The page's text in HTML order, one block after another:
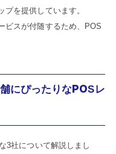
を提供しています。
ビスが付随するため、POS
にぴったりなPOSレ
3社について解説しまし